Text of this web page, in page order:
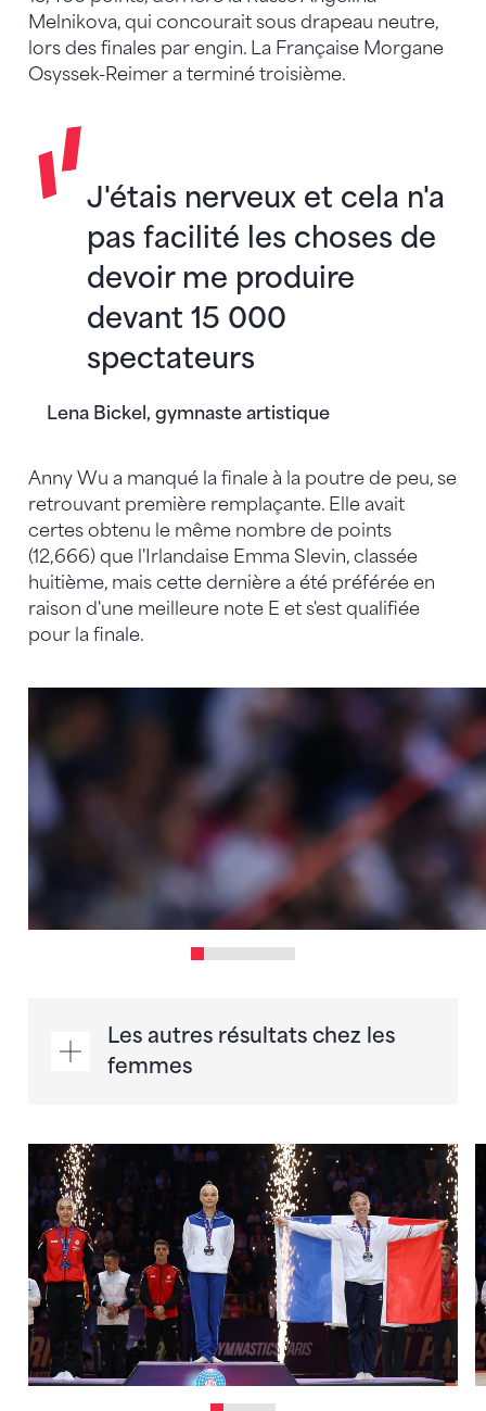
Melnikova, qui concourait sous drapeau neutre,
lors des finales par engin. La Française Morgane
Osyssek-Reimer a terminé troisième.
Lena Bickel, gymnaste artistique
J'étais nerveux et cela n'a
pas facilité les choses de
devoir me produire
devant 15 000
spectateurs
Anny Wu a manqué la finale à la poutre de peu, se
retrouvant première remplaçante. Elle avait
certes obtenu le même nombre de points
(12,666) que l'Irlandaise Emma Slevin, classée
huitième, mais cette dernière a été préférée en
raison d'une meilleure note E et s'est qualifiée
pour la finale.
Les autres résultats chez les
femmes